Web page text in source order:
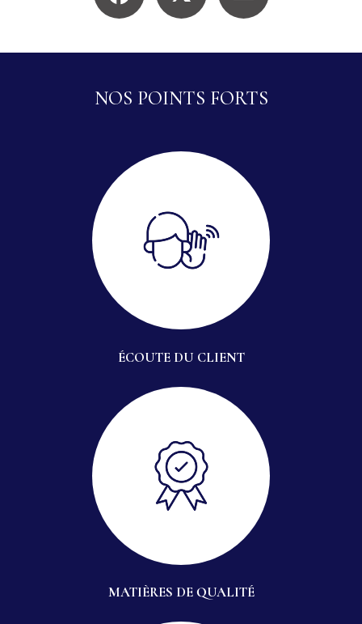
NOS POINTS FORTS
ÉCOUTE DU CLIENT
MATIÈRES DE QUALITÉ